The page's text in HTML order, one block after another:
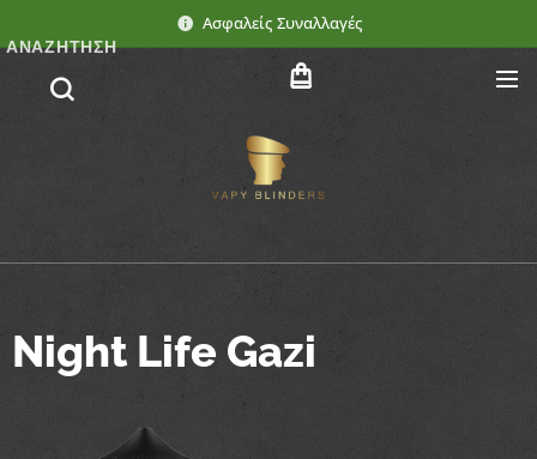
Ασφαλείς Συναλλαγές
ΑΝΑΖΉΤΗΣΗ
Night Life Gazi